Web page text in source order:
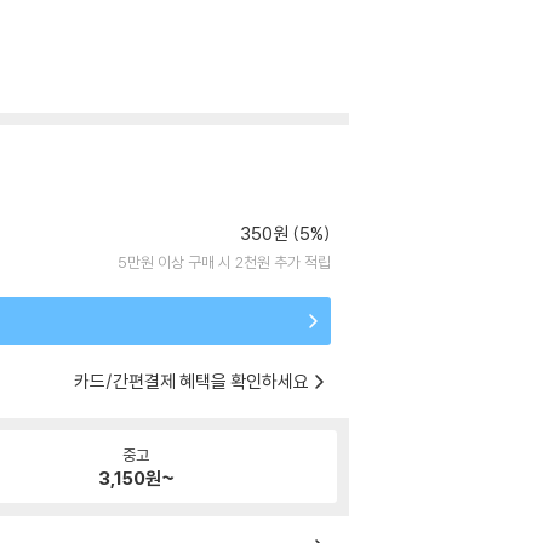
350원 (5%)
5만원 이상 구매 시 2천원 추가 적립
카드/간편결제 혜택을 확인하세요
중고
3,150원~